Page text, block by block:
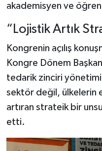
akademisyen ve
“Lojistik Artık
Kongrenin açılış
Kongre Dönem
tedarik zinciri
sektör değil, ülkelerin
artıran strateik bir
etti.